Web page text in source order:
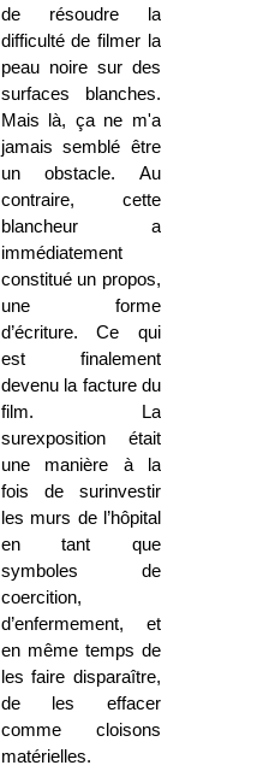
de résoudre la
difficulté de filmer la
peau noire sur des
surfaces blanches.
Mais là, ça ne m'a
jamais semblé être
un obstacle. Au
contraire, cette
blancheur a
immédiatement
constitué un propos,
une forme
d’écriture. Ce qui
est finalement
devenu la facture du
film. La
surexposition était
une manière à la
fois de surinvestir
les murs de l’hôpital
en tant que
symboles de
coercition,
d’enfermement, et
en même temps de
les faire disparaître,
de les effacer
comme cloisons
matérielles.